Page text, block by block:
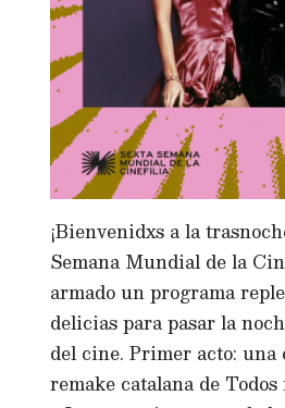
¡Bienvenidxs a la
Semana Mundial de la
armado un programa
delicias para pasar la
del cine. Primer acto: una
remake catalana de